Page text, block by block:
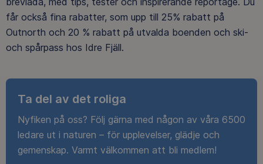
får också fina rabatter, som upp till 25% rabatt på
Outnorth och 20 % rabatt på utvalda boenden och ski-
och spårpass hos Idre Fjäll.
Ta del av det roliga
Nyfiken på oss? Följ gärna med någon av våra 6500
ledare ut i naturen – för upplevelser, glädje och
gemenskap. Varmt välkommen att bli medlem!